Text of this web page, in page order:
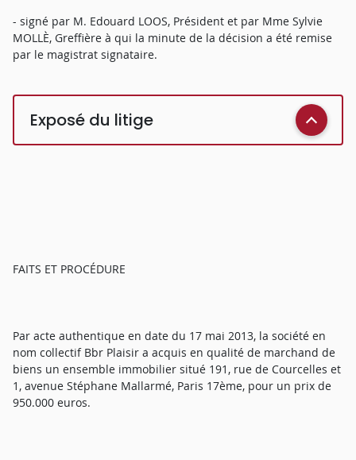
- signé par M. Edouard LOOS, Président et par Mme Sylvie
MOLLÈ, Greffière à qui la minute de la décision a été remise
par le magistrat signataire.
Exposé du litige
FAITS ET PROCÉDURE
Par acte authentique en date du 17 mai 2013, la société en
nom collectif Bbr Plaisir a acquis en qualité de marchand de
biens un ensemble immobilier situé 191, rue de Courcelles et
1, avenue Stéphane Mallarmé, Paris 17ème, pour un prix de
950.000 euros.